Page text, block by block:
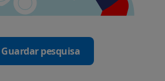
Guardar pesquisa